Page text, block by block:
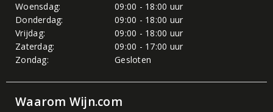
Woensdag:
09:00 - 18:00 uur
Donderdag:
09:00 - 18:00 uur
Vrijdag:
09:00 - 18:00 uur
Zaterdag:
09:00 - 17:00 uur
Zondag:
Gesloten
Waarom Wijn.com